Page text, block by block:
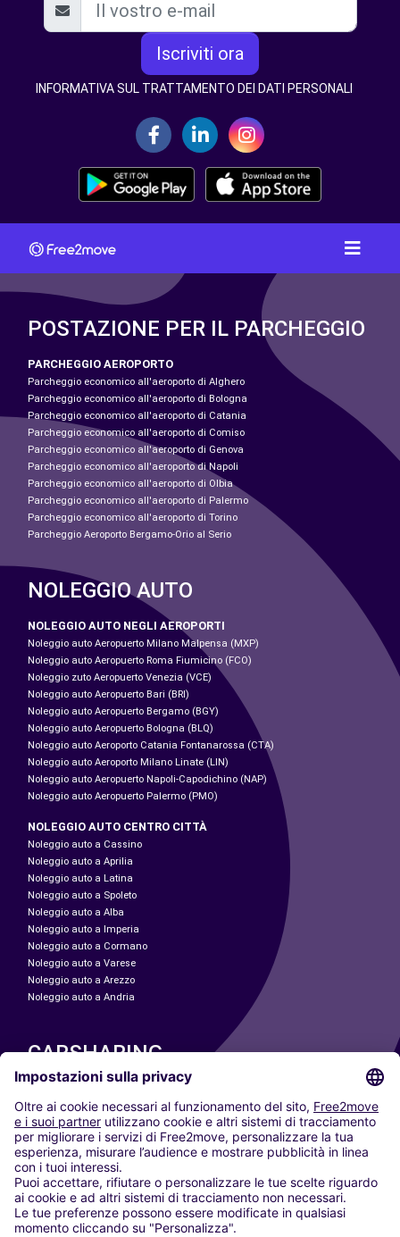
Iscriviti ora
INFORMATIVA SUL TRATTAMENTO DEI DATI PERSONALI
POSTAZIONE PER IL PARCHEGGIO
PARCHEGGIO AEROPORTO
Parcheggio economico all'aeroporto di Alghero
Parcheggio economico all'aeroporto di Bologna
Parcheggio economico all'aeroporto di Catania
Parcheggio economico all'aeroporto di Comiso
Parcheggio economico all'aeroporto di Genova
Parcheggio economico all'aeroporto di Napoli
Parcheggio economico all'aeroporto di Olbia
Parcheggio economico all'aeroporto di Palermo
Parcheggio economico all'aeroporto di Torino
Parcheggio Aeroporto Bergamo-Orio al Serio
NOLEGGIO AUTO
NOLEGGIO AUTO NEGLI AEROPORTI
Noleggio auto Aeropuerto Milano Malpensa (MXP)
Noleggio auto Aeropuerto Roma Fiumicino (FCO)
Noleggio zuto Aeropuerto Venezia (VCE)
Noleggio auto Aeropuerto Bari (BRI)
Noleggio auto Aeropuerto Bergamo (BGY)
Noleggio auto Aeropuerto Bologna (BLQ)
Noleggio auto Aeroporto Catania Fontanarossa (CTA)
Noleggio auto Aeroporto Milano Linate (LIN)
Noleggio auto Aeropuerto Napoli-Capodichino (NAP)
Noleggio auto Aeropuerto Palermo (PMO)
NOLEGGIO AUTO CENTRO CITTÀ
Noleggio auto a Cassino
Noleggio auto a Aprilia
Noleggio auto a Latina
Noleggio auto a Spoleto
Noleggio auto a Alba
Noleggio auto a Imperia
Noleggio auto a Cormano
Noleggio auto a Varese
Noleggio auto a Arezzo
Noleggio auto a Andria
CARSHARING
LE NOSTRE CITTÀ
Paris
Madrid
Washington DC
Milano
Roma
Torino
Vienna
Berlino